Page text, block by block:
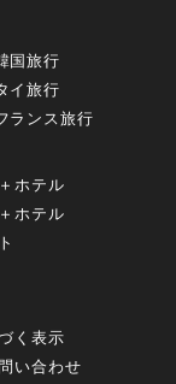
国旅行
イ旅行
ランス旅行
ホテル
ホテル
く表示
い合わせ